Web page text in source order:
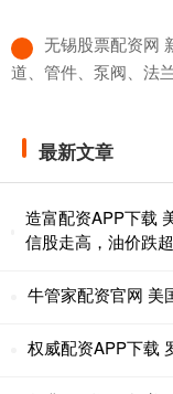
无锡股票配资网
道、管件、泵阀、法
最新文章
造富配资APP下载
信股走高，油价跌
牛管家配资官网 美
权威配资APP下载